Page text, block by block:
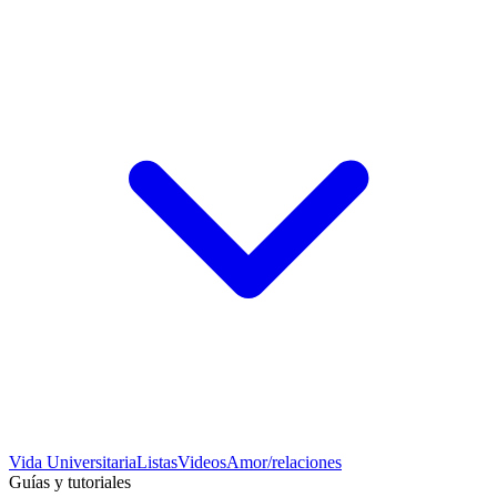
Vida UniversitariaListasVideosAmor/relaciones
Guías y tutoriales